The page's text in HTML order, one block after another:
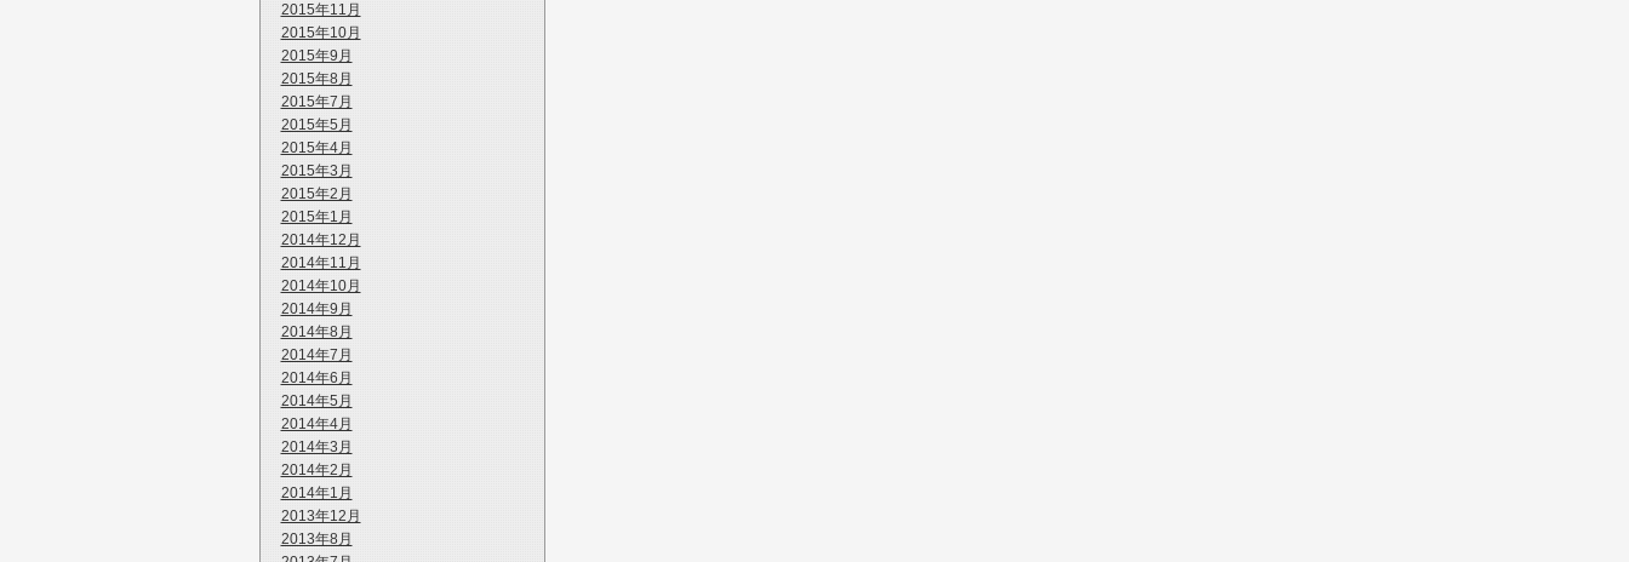
2015年11月
2015年10月
2015年9月
2015年8月
2015年7月
2015年5月
2015年4月
2015年3月
2015年2月
2015年1月
2014年12月
2014年11月
2014年10月
2014年9月
2014年8月
2014年7月
2014年6月
2014年5月
2014年4月
2014年3月
2014年2月
2014年1月
2013年12月
2013年8月